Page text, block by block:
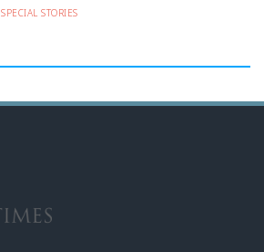
SPECIAL STORIES